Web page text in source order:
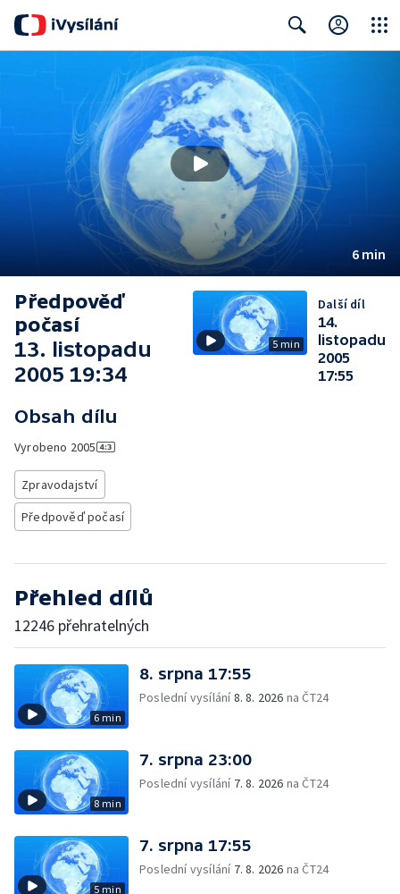
6 min
Předpověď
počasí
13. listopadu
2005 19:34
Obsah dílu
Vyrobeno 2005
Zpravodajství
Předpověď počasí
5 min
Další díl
14.
listopadu
2005
17:55
Přehled dílů
12246 přehratelných
6 min
8. srpna 17:55
Poslední vysílání8. 8. 2026 na ČT24
8 min
7. srpna 23:00
Poslední vysílání 7. 8. 2026 na ČT24
5 min
7. srpna 17:55
Poslední vysílání 7. 8. 2026 na ČT24